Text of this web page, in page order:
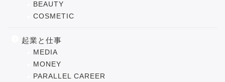
BEAUTY
COSMETIC
起業と仕事
MEDIA
MONEY
PARALLEL CAREER